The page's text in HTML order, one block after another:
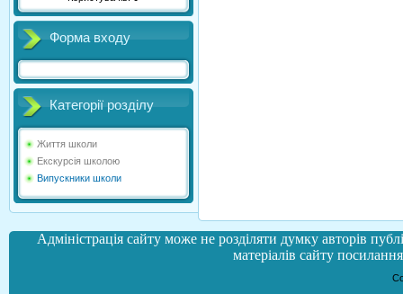
Форма входу
Категорії розділу
Життя школи
Екскурсія школою
Випускники школи
Адміністрація сайту може не розділяти думку авторів
матеріалів сайту